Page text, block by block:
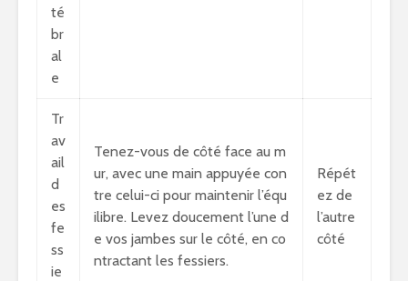
té
br
al
e
Tr
av
ail
d
es
fe
ss
ie
Tenez-vous de côté face au m
ur, avec une main appuyée con
tre celui-ci pour maintenir l’équ
ilibre. Levez doucement l’une d
e vos jambes sur le côté, en co
ntractant les fessiers.
Répét
ez de
l’autre
côté